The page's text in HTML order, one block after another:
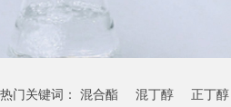
热门关键词： 混合酯 混丁醇 正丁醇